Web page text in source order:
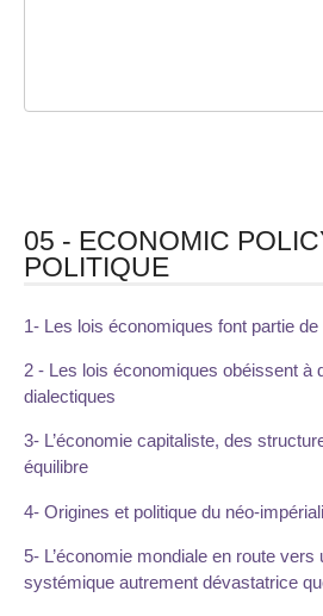
05 - ECONOMIC
POLITIQUE
1- Les lois économiques font partie
2 - Les lois économiques obéissent à
dialectiques
3- L’économie capitaliste, des
équilibre
4- Origines et politique du néo-
5- L’économie mondiale en route
systémique autrement dévastatrice